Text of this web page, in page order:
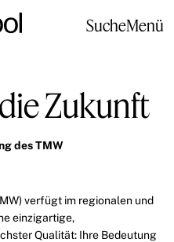
SucheMenü
Zukunft
des TMW
verfügt im regionalen und
einzigartige,
Qualität: Ihre Bedeutung